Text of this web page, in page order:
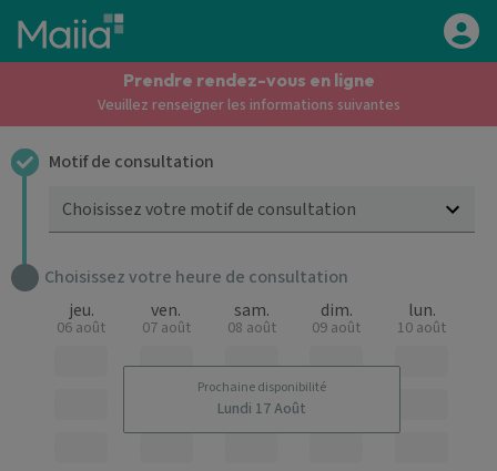
Aller au contenu principal
Prendre rendez-vous en ligne
Veuillez renseigner les informations suivantes
Motif de consultation
Choisissez votre motif de consultation
Choisissez votre heure de consultation
Prochaine disponibilité
Lundi 17 Août
jeu.
06 août
ven.
07 août
sam.
08 août
dim.
09 août
lun.
10 août